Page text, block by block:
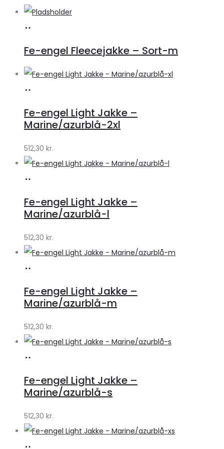
Fe-engel Fleecejakke – Sort-m
mens-
Fe-engel Light Jakke –
Marine/azurblå-2xl
512,30 kr.
mens-
Fe-engel Light Jakke –
Marine/azurblå-l
512,30 kr.
mens-
Fe-engel Light Jakke –
Marine/azurblå-m
512,30 kr.
mens-
Fe-engel Light Jakke –
Marine/azurblå-s
512,30 kr.